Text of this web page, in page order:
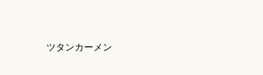
ツタンカーメン